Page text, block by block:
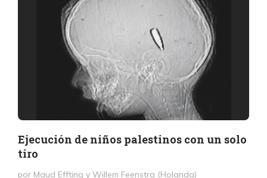
Ejecución de niños palestinos con un solo
tiro
por Maud Effting y Willem Feenstra (Holanda)